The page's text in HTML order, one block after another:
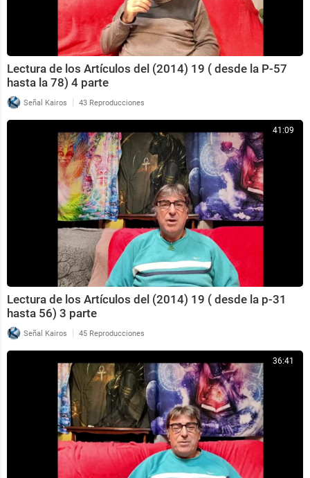
Lectura de los Artículos del (2014) 19 ( desde la P-57
hasta la 78) 4 parte
Señal Kairos | 43 Reproducciones
41:09
Lectura de los Artículos del (2014) 19 ( desde la p-31
hasta 56) 3 parte
Señal Kairos | 45 Reproducciones
36:41